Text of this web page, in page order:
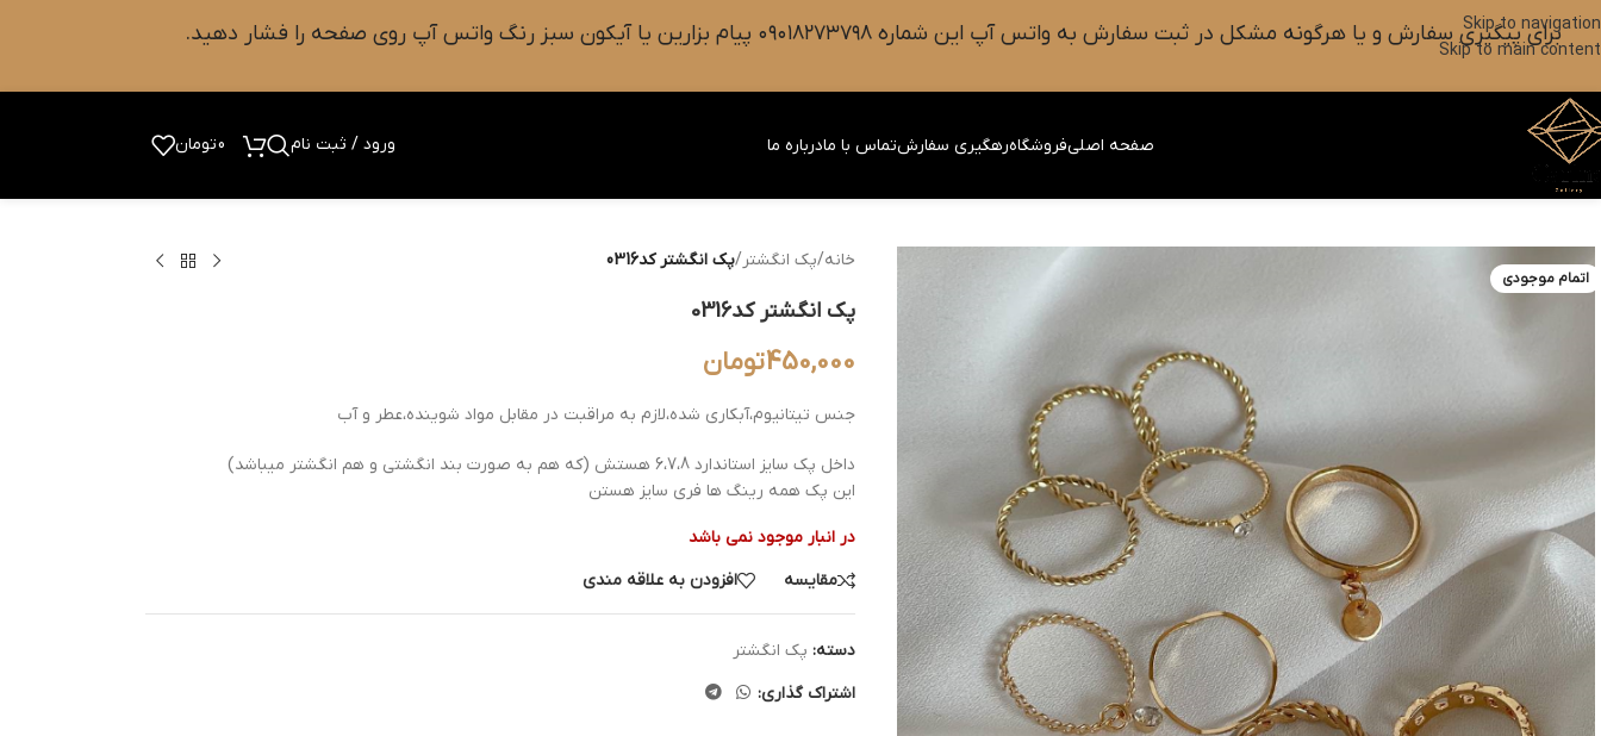
Skip to navigation
Skip to main content
برای پیگیری سفارش و یا هرگونه مشکل در ثبت سفارش به واتس آپ این شماره ۰۹۰۱۸۲۷۳۷۹۸ پیام بزارین یا آیکون سبز رنگ واتس آپ روی صفحه را فشار دهید.
صفحه اصلیفروشگاهرهگیری سفارشتماس با مادرباره ما ورود / ثبت نام 0تومان
اتمام موجودی
خانه/پک انگشتر/پک انگشتر کد0316
پک انگشتر کد0316
450,000تومان
جنس تیتانیوم،آبکاری شده،لازم به مراقبت در مقابل مواد شوینده،عطر و آب
داخل پک سایز استاندارد 6،7،8 هستش (که هم به صورت بند انگشتی و هم انگشتر میباشد)
این پک همه رینگ ها فری سایز هستن
در انبار موجود نمی باشد
مقایسه
افزودن به علاقه مندی
دسته: پک انگشتر
اشتراک گذاری: